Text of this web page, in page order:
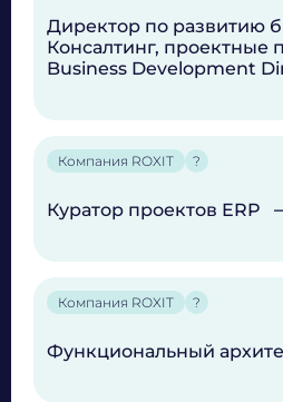
Директор по развитию
Консалтинг, проектные
Business Development
Компания ROXIT ?
Куратор проектов ERP
Компания ROXIT ?
Функциональный